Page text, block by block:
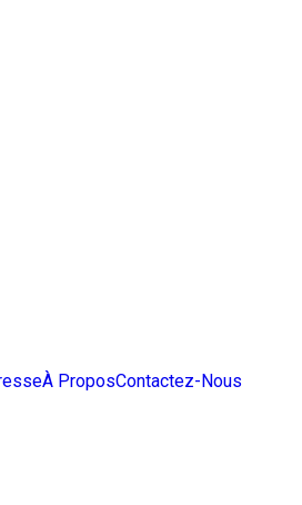
À ProposContactez-Nous